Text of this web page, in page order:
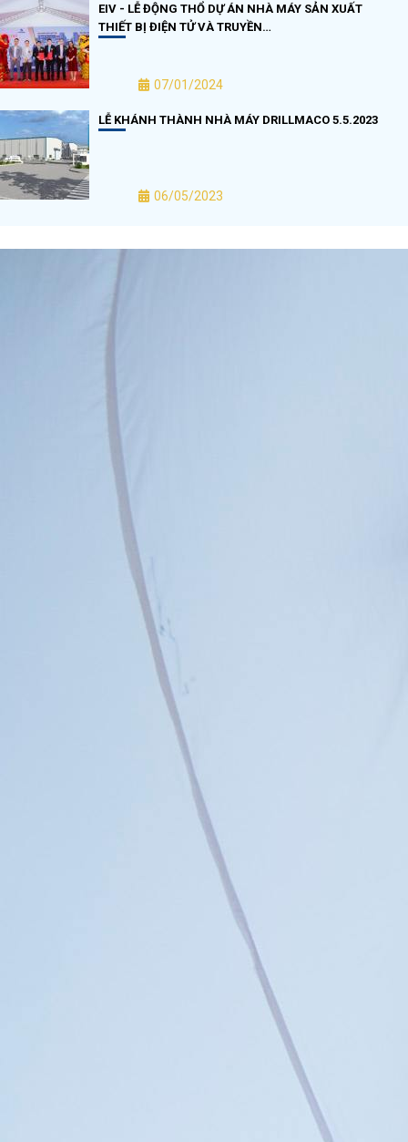
EIV - LỄ ĐỘNG THỔ DỰ ÁN NHÀ MÁY SẢN XUẤT
THIẾT BỊ ĐIỆN TỬ VÀ TRUYỀN…
07/01/2024
LỄ KHÁNH THÀNH NHÀ MÁY DRILLMACO 5.5.2023
06/05/2023